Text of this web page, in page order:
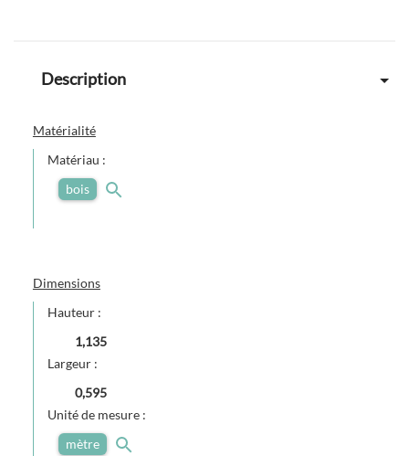
Description
Matérialité
Matériau :
bois
Dimensions
Hauteur :
1,135
Largeur :
0,595
Unité de mesure :
mètre